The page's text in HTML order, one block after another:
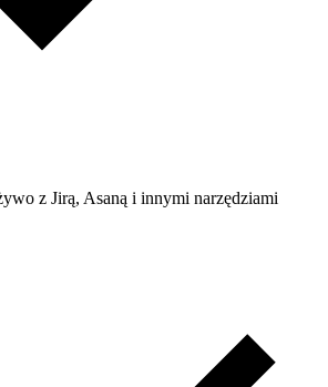
z Jirą, Asaną i innymi narzędziami